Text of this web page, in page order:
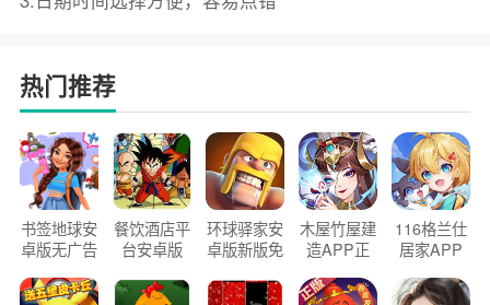
热门推荐
书签地球安
卓版无广告
餐饮酒店平
台安卓版
环球驿家安
卓版新版免
木屋竹屋建
造APP正
116格兰仕
居家APP